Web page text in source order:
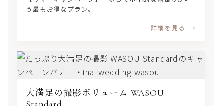
う最もお得なプラン。
詳細を見る
大満足の撮影ボリューム WASOU
Standard